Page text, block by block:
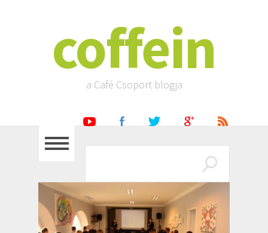
coffein
a Café Csoport blogja